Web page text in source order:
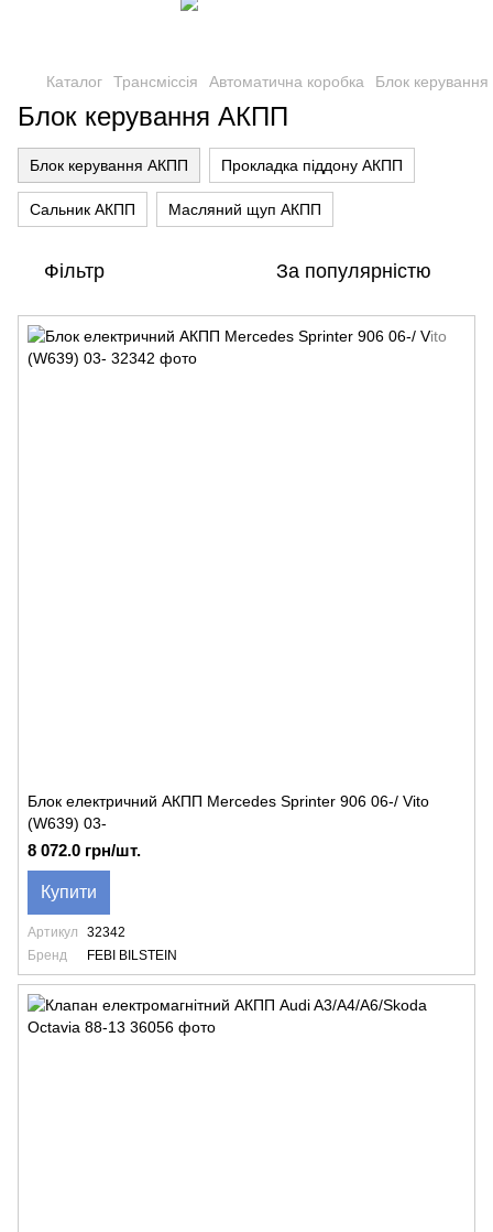
Каталог Трансміссія Автоматична коробка Блок
Блок керування АКПП
Блок керування АКПП Прокладка піддону АКПП
Сальник АКПП Масляний щуп АКПП
Фільтр За популярністю
Блок електричний АКПП Mercedes Sprinter 906 06-/ Vito
(W639) 03-
8 072.0 грн/шт.
Купити
Артикул
32342
Бренд
FEBI BILSTEIN